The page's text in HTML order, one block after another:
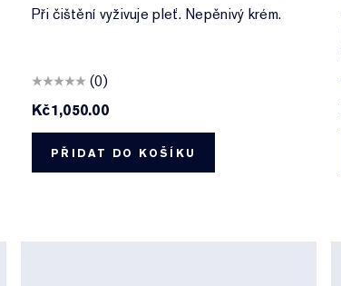
Při čištění vyživuje pleť. Nepěnivý krém.
(0)
Kč1,050.00
PŘIDAT DO KOŠÍKU